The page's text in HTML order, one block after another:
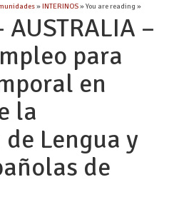
»INTERINOS» You are reading »
AUSTRALIA –
para
en
la
Lengua y
de